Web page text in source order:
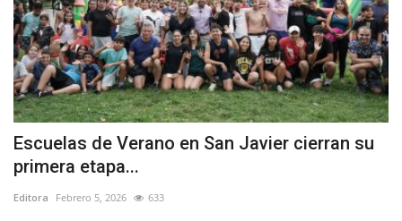
Escuelas de Verano en San Javier cierran su
primera etapa...
Editora Febrero 5, 2026 633